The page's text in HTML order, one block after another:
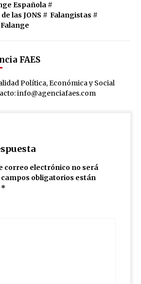
Española#
las JONS # Falangistas #
FAES
Política, Económica y Social
info@agenciafaes.com
correo electrónico no será
campos obligatorios están
*